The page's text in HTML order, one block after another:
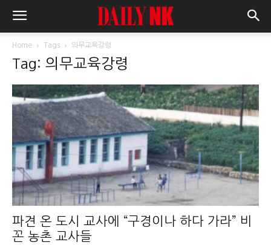
Home Tags 의무교육강령
Tag: 의무교육강령
파견 온 도시 교사에 “구경이나 하다 가라” 비
꼰 농촌 교사들